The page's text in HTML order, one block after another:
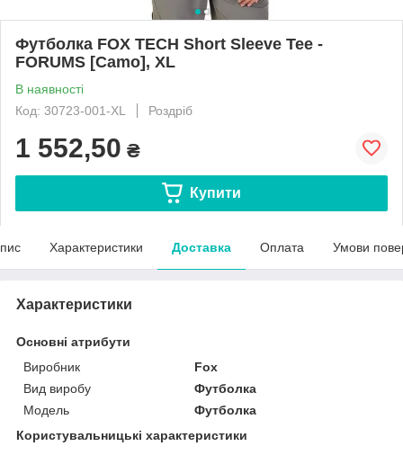
Футболка FOX TECH Short Sleeve Tee -
FORUMS [Camo], XL
В наявності
Код: 30723-001-XL
Роздріб
1 552,50 ₴
Купити
Характеристики Доставка Оплата Умови
Характеристики
Основні атрибути
Виробник
Fox
Вид виробу
Футболка
Модель
Футболка
Користувальницькі характеристики